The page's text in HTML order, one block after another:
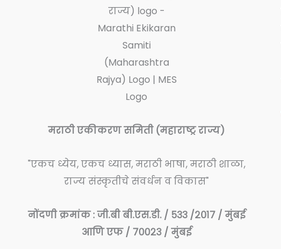
मराठी एकीकरण समिती (महाराष्ट्र राज्य)
"एकच ध्येय, एकच ध्यास, मराठी भाषा, मराठी शाळा,
राज्य संस्कृतीचे संवर्धन व विकास"
नोंदणी क्रमांक : जी.बी बी.एस.डी. / ५३३ /२०१७ / मुंबई
आणि एफ / ७००२३ / मुंबई